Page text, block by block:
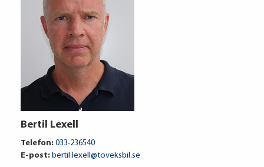
5 060 kr / mån
Bertil Lexell
Telefon: 033-236540
E-post: bertil.lexell@toveksbil.se